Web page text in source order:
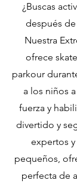
¿Buscas
después de
Nuestra
ofrece
parkour
a los niños
fuerza y
divertido y
expertos
pequeños,
perfecta de